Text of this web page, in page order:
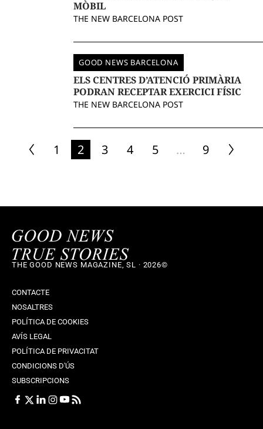
MÒBIL
THE NEW BARCELONA POST
GOOD NEWS BARCELONA
ELS CENTRES D’ATENCIÓ PRIMÀRIA
PODRAN RECEPTAR EXERCICI FÍSIC
THE NEW BARCELONA POST
1 2 3 4 5 … 9
THE GOOD NEWS MAGAZINE, SL · 2026©
CONTACTE
NOSALTRES
POLÍTICA DE COOKIES
AVÍS LEGAL
POLÍTICA DE PRIVACITAT
CONDICIONS D'ÚS
SUBSCRIPCIONS